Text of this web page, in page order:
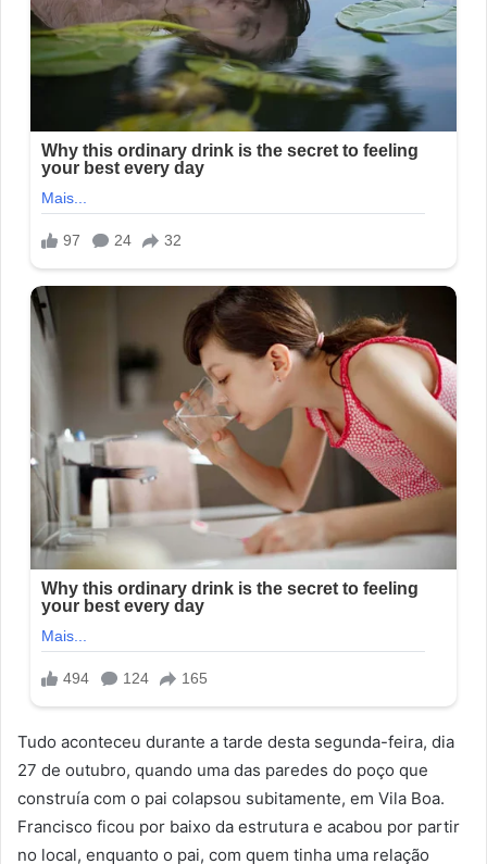
Tudo aconteceu durante a tarde desta segunda-feira, dia
27 de outubro, quando uma das paredes do poço que
construía com o pai colapsou subitamente, em Vila Boa.
Francisco ficou por baixo da estrutura e acabou por partir
no local, enquanto o pai, com quem tinha uma relação